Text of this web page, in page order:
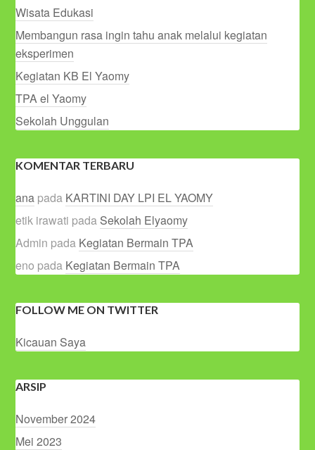
Wisata Edukasi
Membangun rasa ingin tahu anak melalui kegiatan
eksperimen
Kegiatan KB El Yaomy
TPA el Yaomy
Sekolah Unggulan
KOMENTAR TERBARU
ana pada KARTINI DAY LPI EL YAOMY
etik irawati pada Sekolah Elyaomy
Admin pada Kegiatan Bermain TPA
eno pada Kegiatan Bermain TPA
FOLLOW ME ON TWITTER
Kicauan Saya
ARSIP
November 2024
Mei 2023